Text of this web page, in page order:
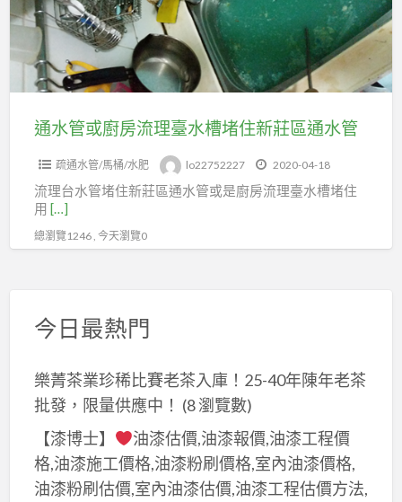
房
流
臺
通水管或廚房流理臺水槽堵住新莊區通水管
疏通水管/馬桶/水肥 lo22752227 2020-04-18
流理台水管堵住新莊區通水管或是廚房流理臺水槽堵住
用 […]
總瀏覽1246 , 今天瀏覽0
今日最熱門
樂菁茶業珍稀比賽老茶入庫！25-40年陳年老茶
批發，限量供應中！ (8 瀏覽數)
【漆博士】
油漆估價,油漆報價,油漆工程價
格,油漆施工價格,油漆粉刷價格,室內油漆價格,
油漆粉刷估價,室內油漆估價,油漆工程估價方法,